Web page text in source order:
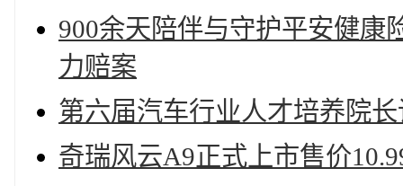
900余天陪伴与守护平安健康
力赔案
第六届汽车行业人才培养院
奇瑞风云A9正式上市售价